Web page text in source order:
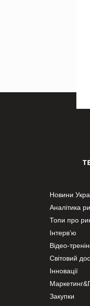
Новини
Аналітика
Топи про
Інтерв’ю
Відео-
Світовий
Інновації
Закупки